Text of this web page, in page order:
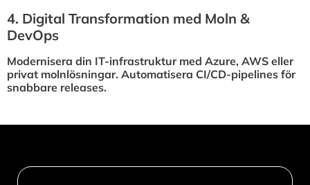
4.⁠ ⁠Digital Transformation med Moln &
DevOps
Modernisera din IT-infrastruktur med Azure, AWS eller
privat molnlösningar. Automatisera CI/CD-pipelines för
snabbare releases.